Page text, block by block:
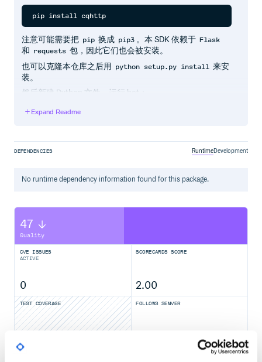
注意可能需要把 pip 换成 pip3 。本 SDK 依赖于 Flask
和 requests 包，因此它们也会被安装。
也可以克隆本仓库之后用
python setup.py install 来安
装。
然后新建 Python 文件，运行 bot：
from cqhttp import CQHttp
             access_token='your-token',
             secret='your-secret')
def handle_msg(event):
@bot.on_notice('group_increase')  # 如果插件版本是 3.x，这
def handle_group_increase(event):
bot.send(event, message='欢迎新人～',
    return {'approve': True}  # 同意所有加群、加好友请求
Expand Readme
DEPENDENCIES RuntimeDevelopment
No runtimedependency information found for this package.
47
Quality
CVE ISSUES
ACTIVE
0
SCORECARDS SCORE
2.00
TEST COVERAGE FOLLOWS SEMVER